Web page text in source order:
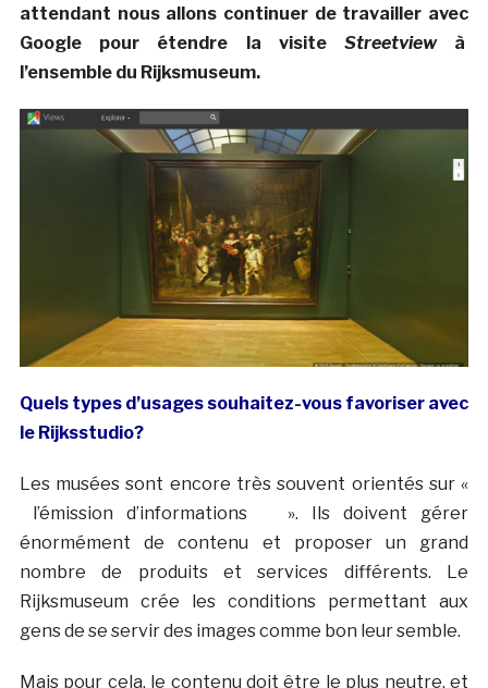
attendant nous allons continuer de travailler avec
Google pour étendre la visite Streetviewà
l’ensemble du Rijksmuseum.
Quels types d’usages souhaitez-vous favoriser avec
le Rijksstudio?
Les musées sont encore très souvent orientés sur «
l’émission d’informations ». Ils doivent gérer
énormément de contenu et proposer un grand
nombre de produits et services différents. Le
Rijksmuseum crée les conditions permettant aux
gens de se servir des images comme bon leur semble.
Mais pour cela, le contenu doit être le plus neutre, et